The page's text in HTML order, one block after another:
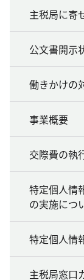
主税局に寄
公文書開示
働きかけの
事業概要
交際費の執
特定個人情
の実施につ
特定個人情
主税局窓口